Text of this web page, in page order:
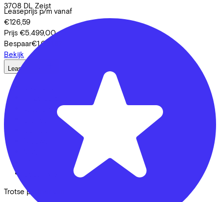
3708 DL Zeist
Leaseprijs p/m vanaf
€126,59
Prijs €5.499,00
Bespaar€1.021,87
Bekijk
Lease a Bike
Security & Privacy
Trotse partner van